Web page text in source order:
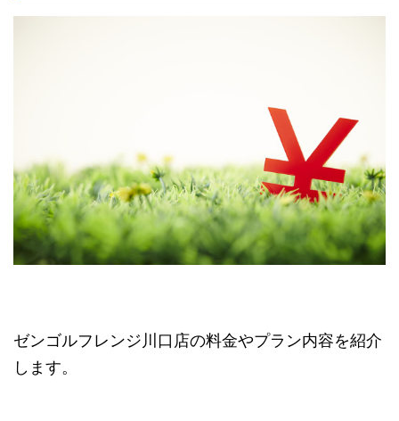
ゼンゴルフレンジ川口店の料金やプラン内容を紹介
します。